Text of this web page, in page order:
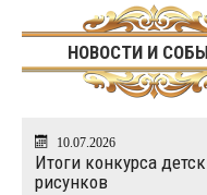
НОВОСТИ И
10.07.2026
Итоги конкурса
рисунков